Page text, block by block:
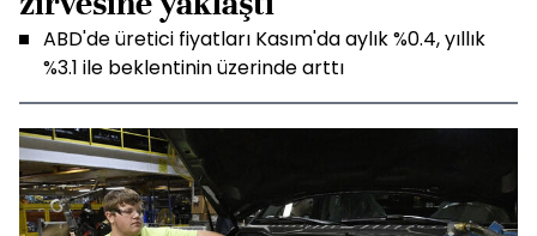
ABD'de üretici fiyatları Kasım'da aylık %0.4, yıllık
%3.1 ile beklentinin üzerinde arttı